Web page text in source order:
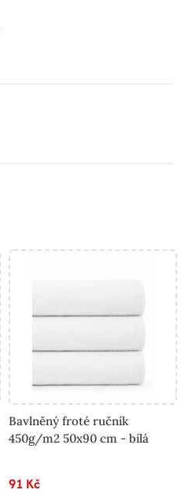
Bavlněný froté ručník
450g/m2 50x90 cm - bílá
91 Kč